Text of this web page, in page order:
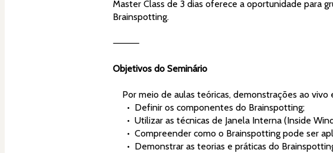
Master Class de 3 dias oferece a oportunidade para
Brainspotting.
⸻
Objetivos do Seminário
Por meio de aulas teóricas, demonstrações ao
      •  Definir os componentes do Brainspotting;
•  Utilizar as técnicas de Janela Interna
•  Compreender como o Brainspotting pode ser
•  Demonstrar as teorias e práticas do